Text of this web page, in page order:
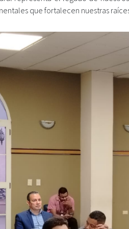
que fortalecen nuestras